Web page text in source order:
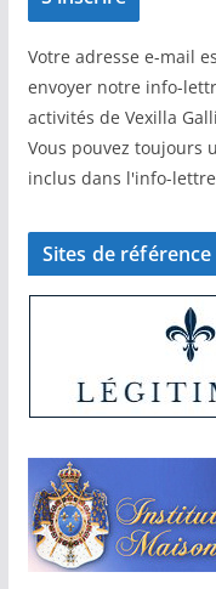
Votre adresse e-mail
envoyer notre info-
activités de Vexilla
Vous pouvez toujours
inclus dans l'info-
Sites de référence